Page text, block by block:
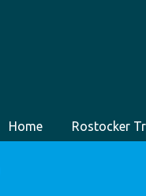
Home Rostocker